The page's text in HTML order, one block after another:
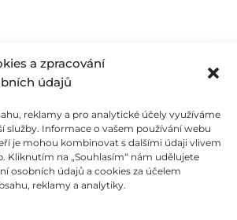
a zpracování
údajů
reklamy a pro analytické účely využíváme
služby. Informace o vašem používání webu
je mohou kombinovat s dalšími údaji vlivem
Kliknutím na „Souhlasím“ nám udělujete
osobních údajů a cookies za účelem
reklamy a analytiky.